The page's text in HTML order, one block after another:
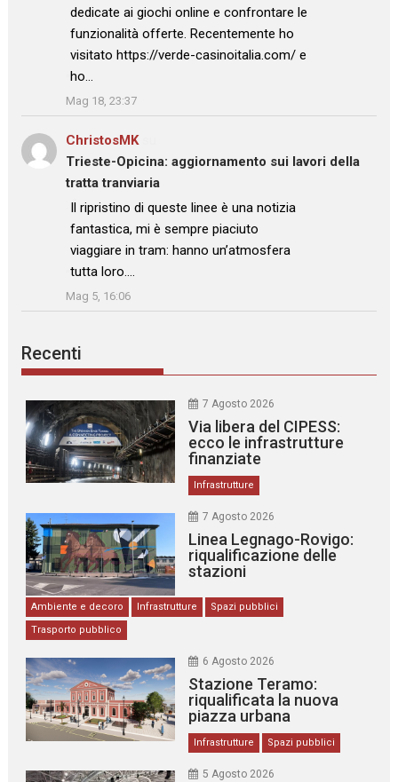
dedicate ai giochi online e confrontare le
funzionalità offerte. Recentemente ho
visitato https://verde-casinoitalia.com/ e
ho…
”
Mag 18, 23:37
ChristosMKsu
Trieste-Opicina: aggiornamento sui lavori della
tratta tranviaria
: “
Il ripristino di queste linee è una notizia
fantastica, mi è sempre piaciuto
viaggiare in tram: hanno un’atmosfera
tutta loro.…
”
Mag 5, 16:06
Recenti
7 Agosto 2026
Via libera del CIPESS:
ecco le infrastrutture
finanziate
Infrastrutture
7 Agosto 2026
Linea Legnago-Rovigo:
riqualificazione delle
stazioni
Ambiente e decoro Infrastrutture
Spazi pubblici
Trasporto pubblico
6 Agosto 2026
Stazione Teramo:
riqualificata la nuova
piazza urbana
Infrastrutture Spazi pubblici
5 Agosto 2026